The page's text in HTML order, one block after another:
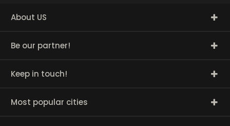
About US
Be our partner!
Keep in touch!
Most popular cities